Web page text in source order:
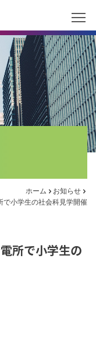
ホーム
お知らせ
で小学生の社会科見学開催
所で小学生の